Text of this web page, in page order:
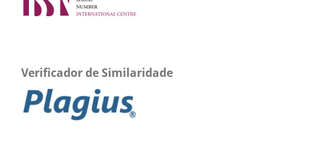
Verificador de Similaridade